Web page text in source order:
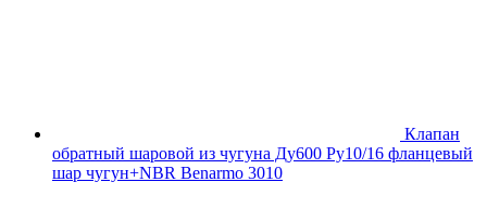
Клапан
обратный шаровой из чугуна Ду600 Ру10/16 фланцевый
шар чугун+NBR Benarmo 3010